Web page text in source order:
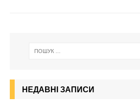
НЕДАВНІ ЗАПИСИ